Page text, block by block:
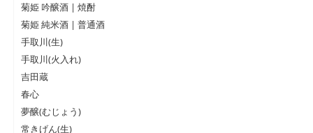
菊姫 吟醸酒 | 焼酎
菊姫 純米酒 | 普通酒
手取川(生)
手取川(火入れ)
吉田蔵
春心
夢醸(むじょう)
常きげん(生)